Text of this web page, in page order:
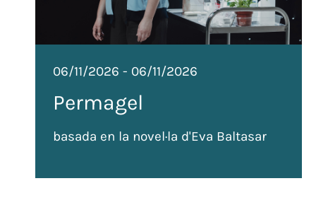
06/11/2026 - 06/11/2026
Permagel
basada en la novel·la d'Eva Baltasar